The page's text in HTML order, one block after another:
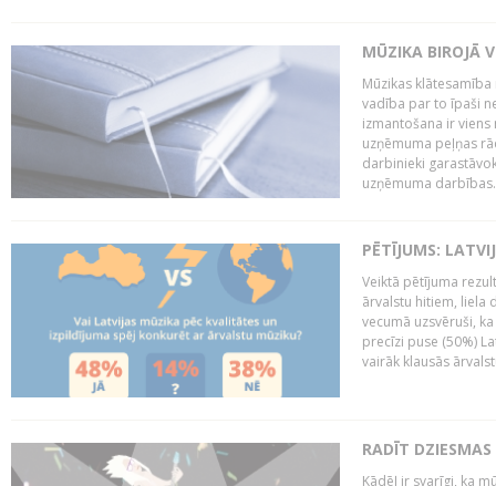
MŪZIKA BIROJĀ
Mūzikas
vadība par to īpaši
izmantošana ir
uzņēmuma peļņas
darbinieki
uzņēmuma
PĒTĪJUMS:
Veiktā pētījuma
ārvalstu hitiem, liela
vecumā uzsvēruši,
precīzi puse (50%)
vairāk klausās
RADĪT
Kādēļ ir svarīgi, ka